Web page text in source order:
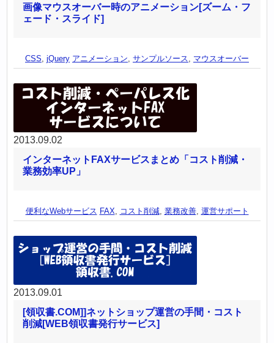
画像マウスオーバー時のアニメーション[ズーム・フ
ェード・スライド]
CSS, jQuery アニメーション, サンプルソース, マウスオーバー
2013.09.02
インターネットFAXサービスまとめ「コスト削減・
業務効率UP」
便利なWebサービス FAX, コスト削減, 業務改善, 運営サポート
2013.09.01
[領収書.COM]]ネットショップ運営の手間・コスト
削減[WEB領収書発行サービス]